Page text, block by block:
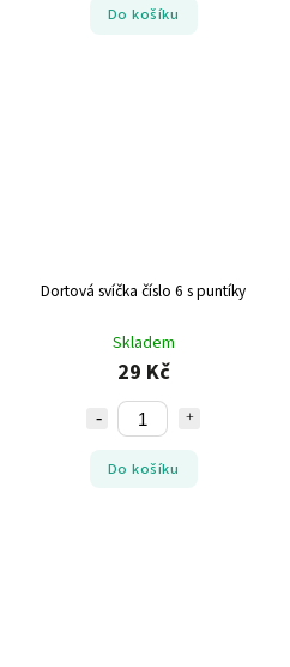
Do košíku
Dortová svíčka číslo 6 s puntíky
Skladem
29 Kč
Do košíku